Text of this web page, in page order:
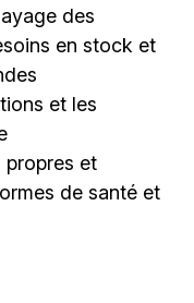
des
en stock et
et les
propres et
de santé et